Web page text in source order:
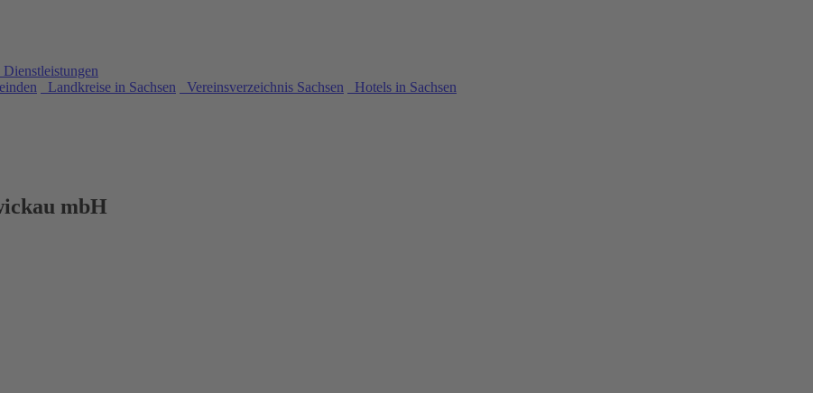
Landkreise in Sachsen Vereinsverzeichnis Sachsen
Hotels in Sachsen
mbH